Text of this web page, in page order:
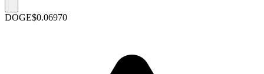
DOGE$0.06970